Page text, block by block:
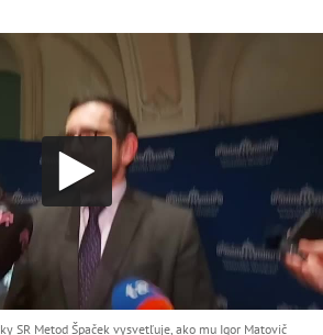
SR Metod Špaček vysvetľuje, ako mu Igor Matovič